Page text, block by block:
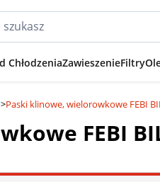
ChłodzeniaZawieszenieFiltry
>Paski klinowe, wielorowkowe FEBI
FEBI